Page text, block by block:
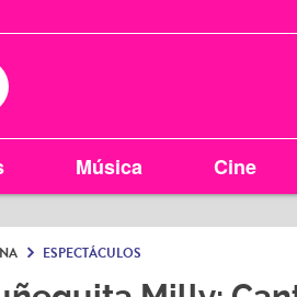
Música Cine
ESPECTÁCULOS